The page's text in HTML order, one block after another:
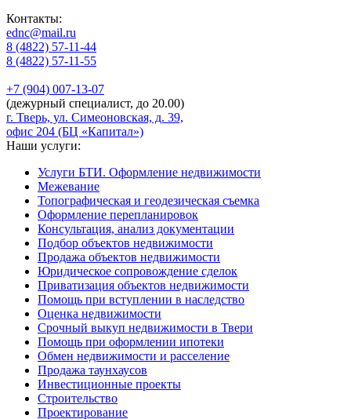
Контакты:
ednc@mail.ru
8 (4822) 57-11-44
8 (4822) 57-11-55
+7 (904) 007-13-07
(дежурный специалист, до 20.00)
г. Тверь, ул. Симеоновская, д. 39,
офис 204 (БЦ «Капитал»)
Наши услуги:
Услуги БТИ. Оформление недвижимости
Межевание
Топографическая и геодезическая съемка
Оформление перепланировок
Консультация, анализ документации
Подбор объектов недвижимости
Продажа объектов недвижимости
Юридическое сопровождение сделок
Приватизация объектов недвижимости
Помощь при вступлении в наследство
Оценка недвижимости
Срочный выкуп недвижимости в Твери
Помощь при оформлении ипотеки
Обмен недвижимости и расселение
Продажа таунхаусов
Инвестиционные проекты
Строительство
Проектирование